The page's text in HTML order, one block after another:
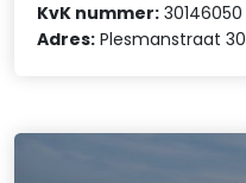
KvK nummer: 30146050
Adres: Plesmanstraat 30